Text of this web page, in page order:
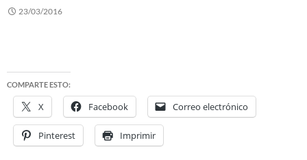
23/03/2016
COMPARTE ESTO:
X Facebook Correo electrónico
Pinterest Imprimir